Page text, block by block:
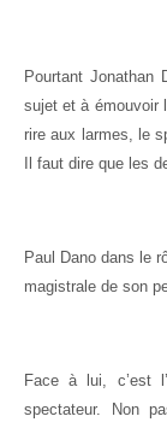
Pourtant Jonathan
sujet et à émouvoir
rire aux larmes, le
Il faut dire que les
Paul Dano dans le
magistrale de son
Face à lui, c’est
spectateur. Non